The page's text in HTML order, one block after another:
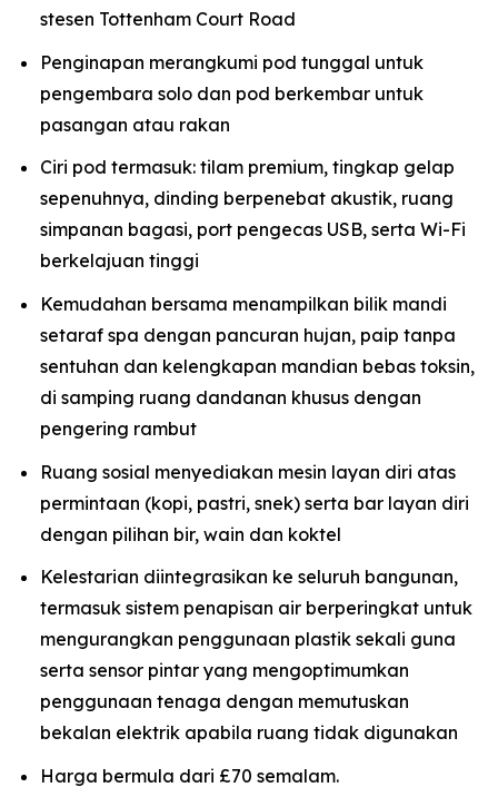
stesen Tottenham Court Road
Penginapan merangkumi pod tunggal untuk
pengembara solo dan pod berkembar untuk
pasangan atau rakan
Ciri pod termasuk: tilam premium, tingkap gelap
sepenuhnya, dinding berpenebat akustik, ruang
simpanan bagasi, port pengecas USB, serta Wi-Fi
berkelajuan tinggi
Kemudahan bersama menampilkan bilik mandi
setaraf spa dengan pancuran hujan, paip tanpa
sentuhan dan kelengkapan mandian bebas toksin,
di samping ruang dandanan khusus dengan
pengering rambut
Ruang sosial menyediakan mesin layan diri atas
permintaan (kopi, pastri, snek) serta bar layan diri
dengan pilihan bir, wain dan koktel
Kelestarian diintegrasikan ke seluruh bangunan,
termasuk sistem penapisan air berperingkat untuk
mengurangkan penggunaan plastik sekali guna
serta sensor pintar yang mengoptimumkan
penggunaan tenaga dengan memutuskan
bekalan elektrik apabila ruang tidak digunakan
Harga bermula dari £70 semalam.